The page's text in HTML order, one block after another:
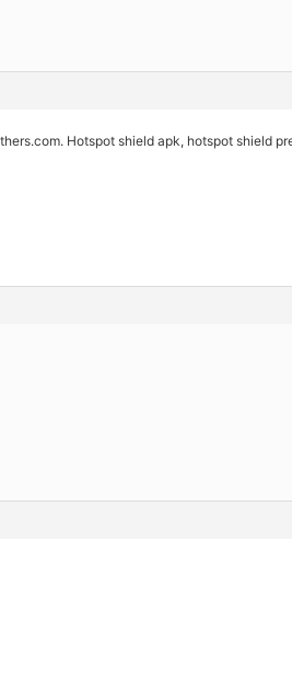
Hotspot shield apk, hotspot shield